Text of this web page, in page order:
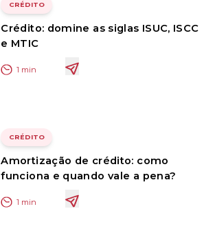
CRÉDITO
Crédito: domine as siglas ISUC, ISCC
e MTIC
1 min
CRÉDITO
Amortização de crédito: como
funciona e quando vale a pena?
1 min